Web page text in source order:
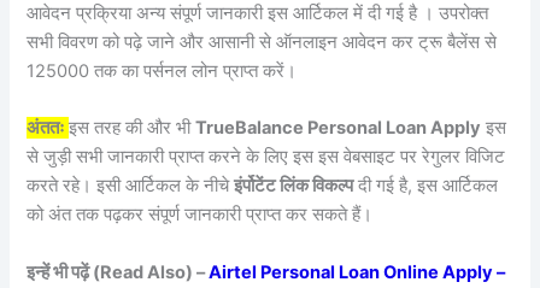
आवेदन प्रक्रिया अन्य संपूर्ण जानकारी इस आर्टिकल में दी गई है । उपरोक्त
सभी विवरण को पढ़े जाने और आसानी से ऑनलाइन आवेदन कर ट्रू बैलेंस से
125000 तक का पर्सनल लोन प्राप्त करें।
अंततःइस तरह की और भीTrueBalance Personal Loan Apply इस
से जुड़ी सभी जानकारी प्राप्त करने के लिए इस इस वेबसाइट पर रेगुलर विजिट
करते रहे। इसी आर्टिकल के नीचेइंर्पोटेंट लिंक विकल्पदी गई है, इस आर्टिकल
को अंत तक पढ़कर संपूर्ण जानकारी प्राप्त कर सकते हैं।
इन्हें भी पढ़ें (Read Also) –Airtel Personal Loan Online Apply –